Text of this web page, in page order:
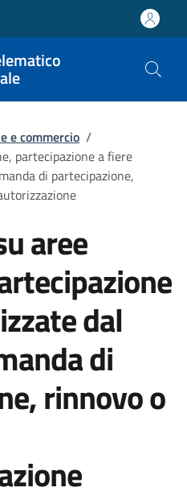
e commercio /
partecipazione a fiere
di partecipazione,
aree
dal
di
rinnovo o